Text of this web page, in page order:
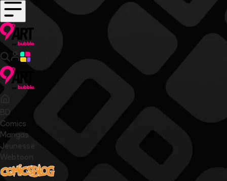
BD
Comics
Mangas
Jeunesse
Webtoon